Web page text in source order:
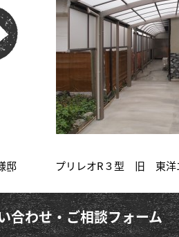
邸 プリレオR３型 旧 東
合わせ・ご相談フォーム